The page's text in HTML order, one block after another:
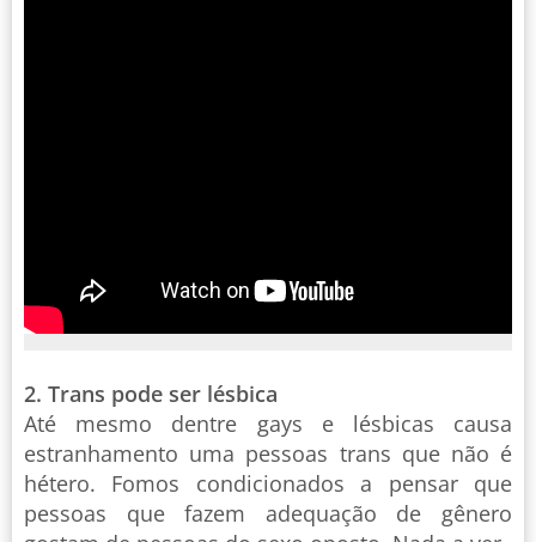
2. Trans pode ser lésbica
Até mesmo dentre gays e lésbicas causa
estranhamento uma pessoas trans que não é
hétero. Fomos condicionados a pensar que
pessoas que fazem adequação de gênero